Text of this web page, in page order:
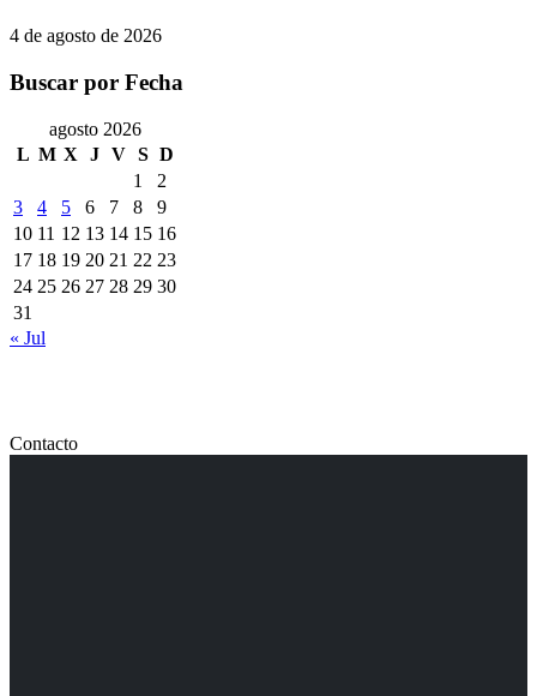
4 de agosto de 2026
Buscar por Fecha
agosto 2026
L M X J V S D
1
2
3
4 5 6 7 8
9
10 11 12 13 14 15 16
17 18 19 20 21 22 23
24 25 26 27 28 29 30
31
« Jul
Contacto